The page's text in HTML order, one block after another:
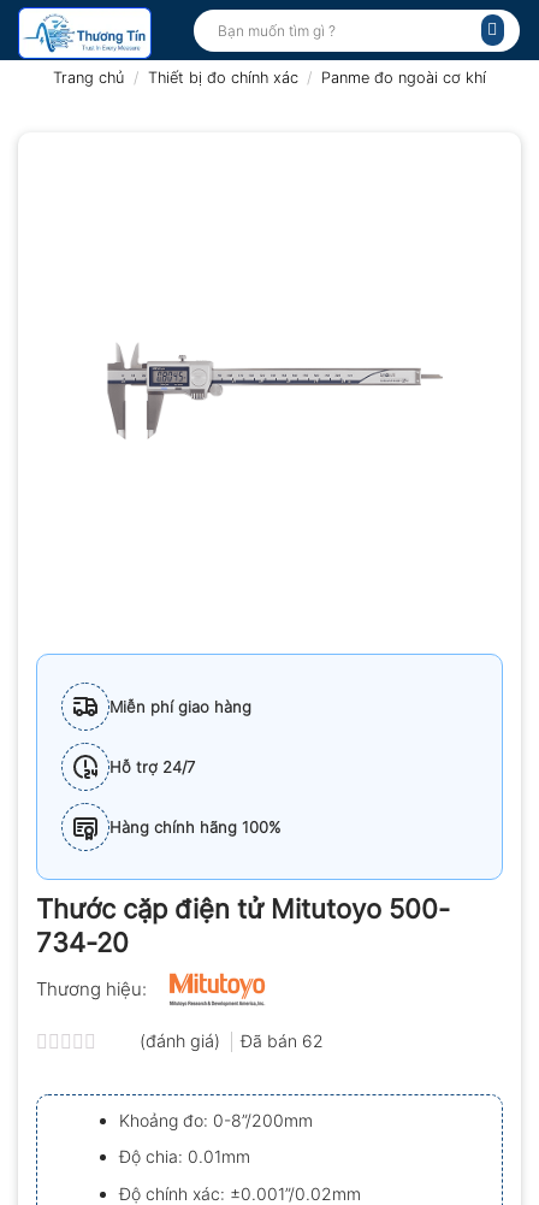
Bỏ
qua
Tìm
kiếm:
Trang chủ / Thiết bị đo chính xác / Panme đo ngoài cơ khí
Miễn phí giao hàng
Hỗ trợ 24/7
Hàng chính hãng 100%
Thước cặp điện tử Mitutoyo 500-
734-20
Thương hiệu:
xếp
hạng
0.0
5
sao
(đánh giá) Đã bán 62
Khoảng đo: 0-8”/200mm
Độ chia: 0.01mm
Độ chính xác: ±0.001”/0.02mm